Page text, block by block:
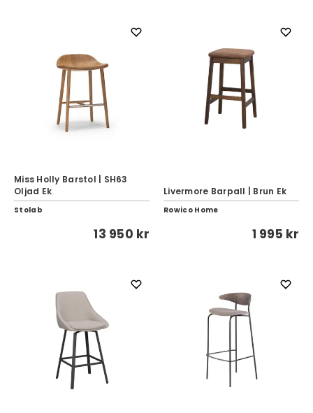
Miss Holly Barstol | SH63
Oljad Ek
Stolab
13 950 kr
Livermore Barpall | Brun Ek
Rowico Home
1 995 kr